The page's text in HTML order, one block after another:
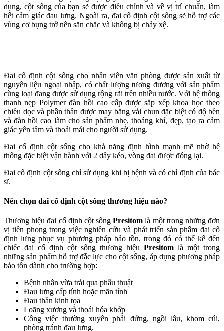
dụng, cột sống của bạn sẽ được điều chỉnh và về vị trí chuẩn, làm
hết cảm giác đau lưng. Ngoài ra, đai cố định cột sống sẽ hỗ trợ các
vùng cơ bụng trở nên săn chắc và không bị chảy xệ.
Đai cố định cột sống cho nhân viên văn phòng được sản xuất từ
nguyên liệu ngoại nhập, có chất lượng tương đương với sản phẩm
cùng loại đang được sử dụng rộng rãi trên nhiều nước. Với hệ thống
thanh nẹp Polymer đàn hồi cao cấp được sắp xếp khoa học theo
chiều dọc và phần thân được may bằng vải chun đặc biệt có độ bền
và đàn hồi cao làm cho sản phẩm nhẹ, thoáng khí, đẹp, tạo ra cảm
giác yên tâm và thoải mái cho người sử dụng.
Đai cố định cột sống cho khả năng định hình mạnh mẽ nhờ hệ
thống đặc biệt vận hành với 2 dây kéo, vòng đai được đóng lại.
Đai cố định cột sống chỉ sử dụng khi bị bệnh và có chỉ định của bác
sĩ.
Nên chọn đai cố định cột sống thương hiệu nào?
Thương hiệu đai cố định cột sốngPresitom là một trong những đơn
vị tiên phong trong việc nghiên cứu và phát triển sản phẩm đai cố
định lưng phục vụ phương pháp bảo tồn, trong đó có thể kể đến
chiếc đai cố định cột sống thương hiệu Presitom là một trong
những sản phẩm hỗ trợ đắc lực cho cột sống, áp dụng phương pháp
bảo tồn dành cho trường hợp:
Bệnh nhân vừa trải qua phẫu thuật
Đau lưng cấp tính hoặc mãn tính
Đau thần kinh tọa
Loãng xương và thoái hóa khớp
Công việc thường xuyên phải đứng, ngồi lâu, khom cúi,
phòng tránh đau lưng.